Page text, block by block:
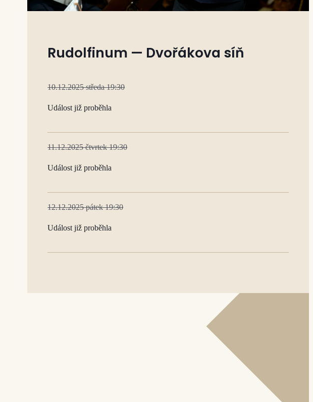
Rudolfinum — Dvořákova síň
10.12.2025 středa 19:30
Událost již proběhla
11.12.2025 čtvrtek 19:30
Událost již proběhla
12.12.2025 pátek 19:30
Událost již proběhla